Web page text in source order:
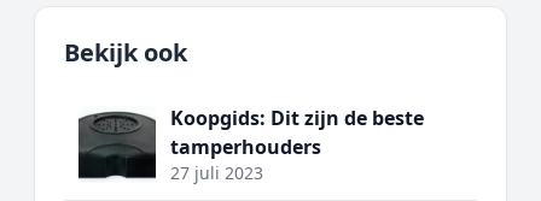
Bekijk ook
Koopgids: Dit zijn de beste
tamperhouders
27 juli 2023